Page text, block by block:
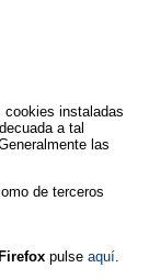
cookies instaladas
a tal
las
de terceros
pulse aquí